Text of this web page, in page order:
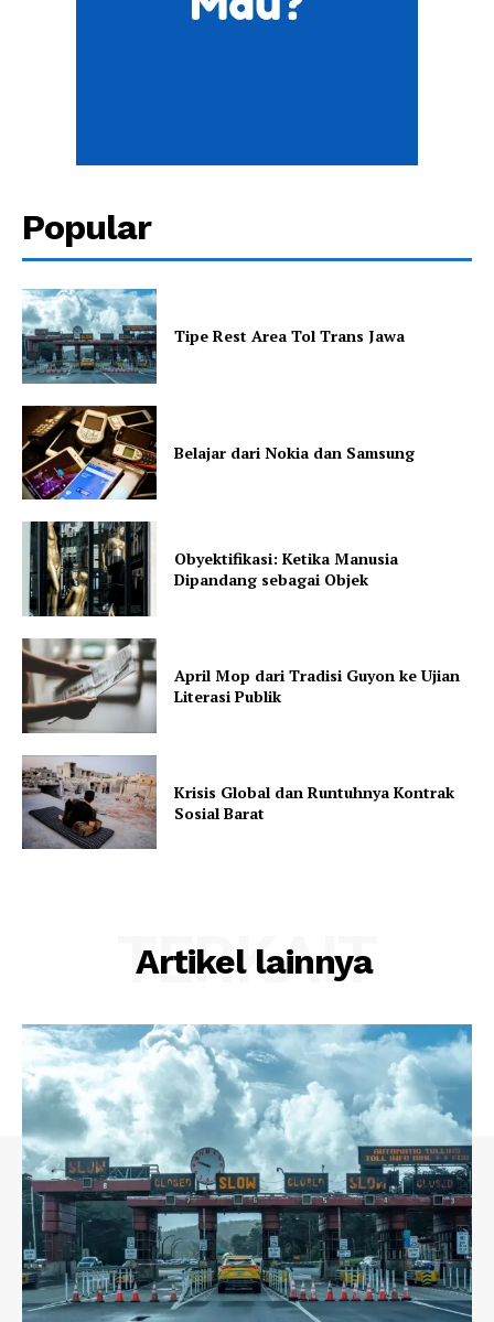
Popular
Tipe Rest Area Tol Trans Jawa
Belajar dari Nokia dan Samsung
Obyektifikasi: Ketika Manusia
Dipandang sebagai Objek
April Mop dari Tradisi Guyon ke Ujian
Literasi Publik
Krisis Global dan Runtuhnya Kontrak
Sosial Barat
Artikel lainnya
TERKAIT